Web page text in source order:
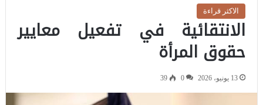
الاكثر قراءة
الانتقائية في تفعيل معايير
حقوق المرأة
13 يونيو، 2026 0
39